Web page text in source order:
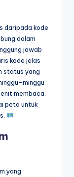
daripada kode
dalam
jawab
kode jelas
status yang
minggu
membaca.
peta untuk
yang